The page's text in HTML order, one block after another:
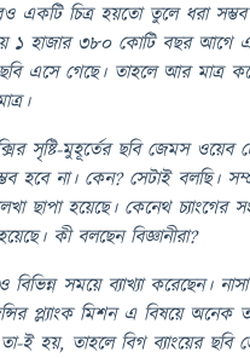
একটি চিত্র হয়তো তুলে ধরা
১ হাজার ৩৮০ কোটি বছর আগে
এসে গেছে। তাহলে আর মাত্র
সৃষ্টি-মুহূর্তের ছবি জেমস ওয়েব
হবে না। কেন? সেটাই বলছি।
ছাপা হয়েছে। কেনেথ চ্যাংগের
কী বলছেন বিজ্ঞানীরা?
বিভিন্ন সময়ে ব্যাখ্যা করেছেন।
প্ল্যাংক মিশন এ বিষয়ে অনেক
ই হয়, তাহলে বিগ ব্যাংয়ের